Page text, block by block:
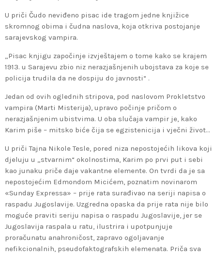
U priči Čudo neviđeno pisac ide tragom jedne knjižice
skromnog obima i čudna naslova, koja otkriva postojanje
sarajevskog vampira.
„Pisac knjigu započinje izvještajem o tome kako se krajem
1913. u Sarajevu zbio niz nerazjašnjenih ubojstava za koje se
policija trudila da ne dospiju do javnosti“ .
Jedan od ovih oglednih stripova, pod naslovom Prokletstvo
vampira (Marti Misterija), upravo počinje pričom o
nerazjašnjenim ubistvima. U oba slučaja vampir je, kako
Karim piše – mitsko biće čija se egzistenicija i vječni život…
U priči Tajna Nikole Tesle, pored niza nepostojećih likova koji
djeluju u „stvarnim“ okolnostima, Karim po prvi put i sebi
kao junaku priče daje vakantne elemente. On tvrdi da je sa
nepostojećim Edmondom Micićem, poznatim novinarom
«Sunday Expressa» – prije rata surađivao na seriji napisa o
raspadu Jugoslavije. Uzgredna opaska da prije rata nije bilo
moguće praviti seriju napisa o raspadu Jugoslavije, jer se
Jugoslavija raspala u ratu, ilustrira i upotpunjuje
proračunatu anahroničost, zapravo ogoljavanje
nefikcionalnih, pseudofaktografskih elemenata. Priča sva